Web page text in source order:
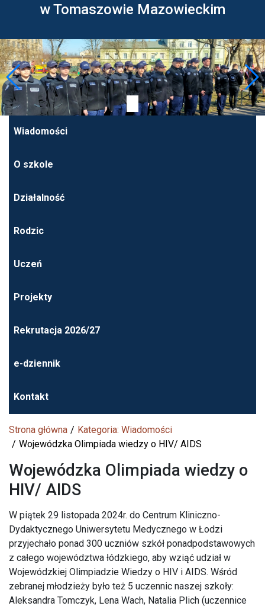
w Tomaszowie Mazowieckim
Wiadomości
O szkole
Działalność
Rodzic
Uczeń
Projekty
Rekrutacja 2026/27
e-dziennik
Kontakt
Strona główna
Kategoria: Wiadomości
Wojewódzka Olimpiada wiedzy o HIV/ AIDS
Wojewódzka Olimpiada wiedzy o
HIV/ AIDS
W piątek 29 listopada 2024r. do Centrum Kliniczno-
Dydaktycznego Uniwersytetu Medycznego w Łodzi
przyjechało ponad 300 uczniów szkół ponadpodstawowych
z całego województwa łódzkiego, aby wziąć udział w
Wojewódzkiej Olimpiadzie Wiedzy o HIV i AIDS. Wśród
zebranej młodzieży było też 5 uczennic naszej szkoły:
Aleksandra Tomczyk, Lena Wach, Natalia Plich (uczennice